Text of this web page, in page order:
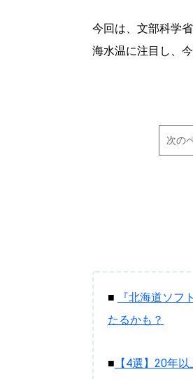
今回は、文部科学
海水温に注目し、
次の
■
『北海道ソ
たるかも？
■ 【4選】20年